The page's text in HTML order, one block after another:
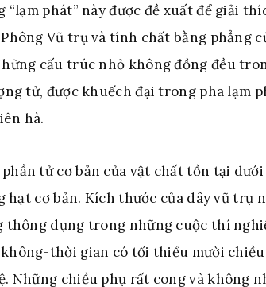
phát” này được đề xuất để giải
Vũ trụ và tính chất bằng phẳng
cấu trúc nhỏ không đồng đều
tử, được khuếch đại trong pha lạm
hà.
tử cơ bản của vật chất tồn tại dưới
cơ bản. Kích thước của dây vũ trụ
thông dụng trong những cuộc thí
thời gian có tối thiểu mười
Những chiều phụ rất cong và không